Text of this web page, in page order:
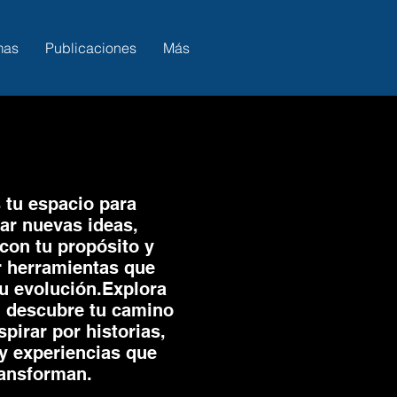
Publicaciones Más
tu espacio para
nuevas ideas,
tu propósito y
herramientas que
evolución.Explora
tu camino
por historias,
experiencias que